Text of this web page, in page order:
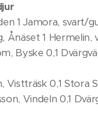
1 Jamora, svart/
Ånäset 1 Hermelin,
Byske 0,1
Vistträsk 0,1 Stora
Vindeln 0,1